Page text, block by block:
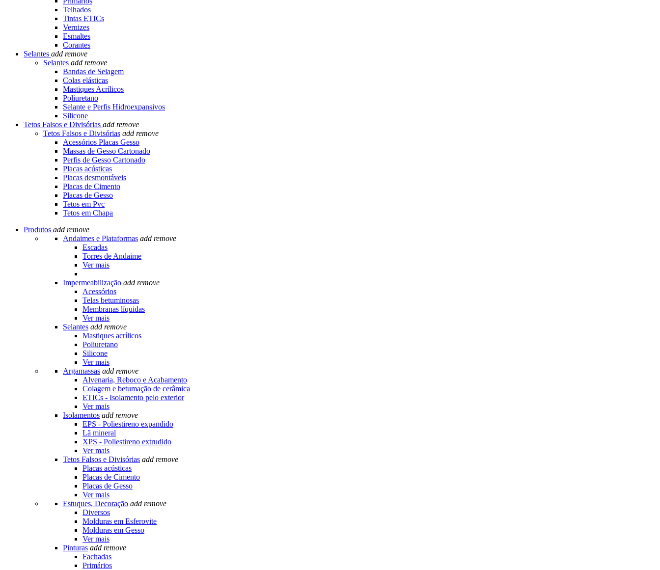
Telhados
Tintas ETICs
Vernizes
Esmaltes
Corantes
Selantes add remove
Selantes add remove
Bandas de Selagem
Colas elásticas
Mastiques Acrílicos
Poliuretano
Selante e Perfis Hidroexpansivos
Silicone
Tetos Falsos e Divisórias add remove
Tetos Falsos e Divisórias add remove
Acessórios Placas Gesso
Massas de Gesso Cartonado
Perfis de Gesso Cartonado
Placas acústicas
Placas desmontáveis
Placas de Cimento
Placas de Gesso
Tetos em Pvc
Tetos em Chapa
Produtos add remove
Andaimes e Plataformas add remove
Escadas
Torres de Andaime
Ver mais
Impermeabilização add remove
Acessórios
Telas betuminosas
Membranas líquidas
Ver mais
Selantes add remove
Mastiques acrílicos
Poliuretano
Silicone
Ver mais
Argamassas add remove
Alvenaria, Reboco e Acabamento
Colagem e betumação de cerâmica
ETICs - Isolamento pelo exterior
Ver mais
Isolamentos add remove
EPS - Poliestireno expandido
Lã mineral
XPS - Poliestireno extrudido
Ver mais
Tetos Falsos e Divisórias add remove
Placas acústicas
Placas de Cimento
Placas de Gesso
Ver mais
Estuques, Decoração add remove
Diversos
Molduras em Esferovite
Molduras em Gesso
Ver mais
Pinturas add remove
Fachadas
Primários